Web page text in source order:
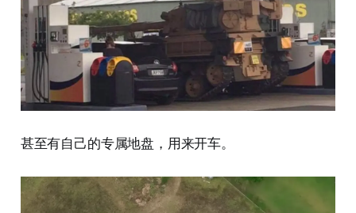
甚至有自己的专属地盘，用来开车。